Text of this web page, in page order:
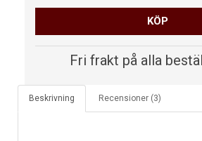
KÖP
Fri frakt på alla
Beskrivning Recensioner (3)